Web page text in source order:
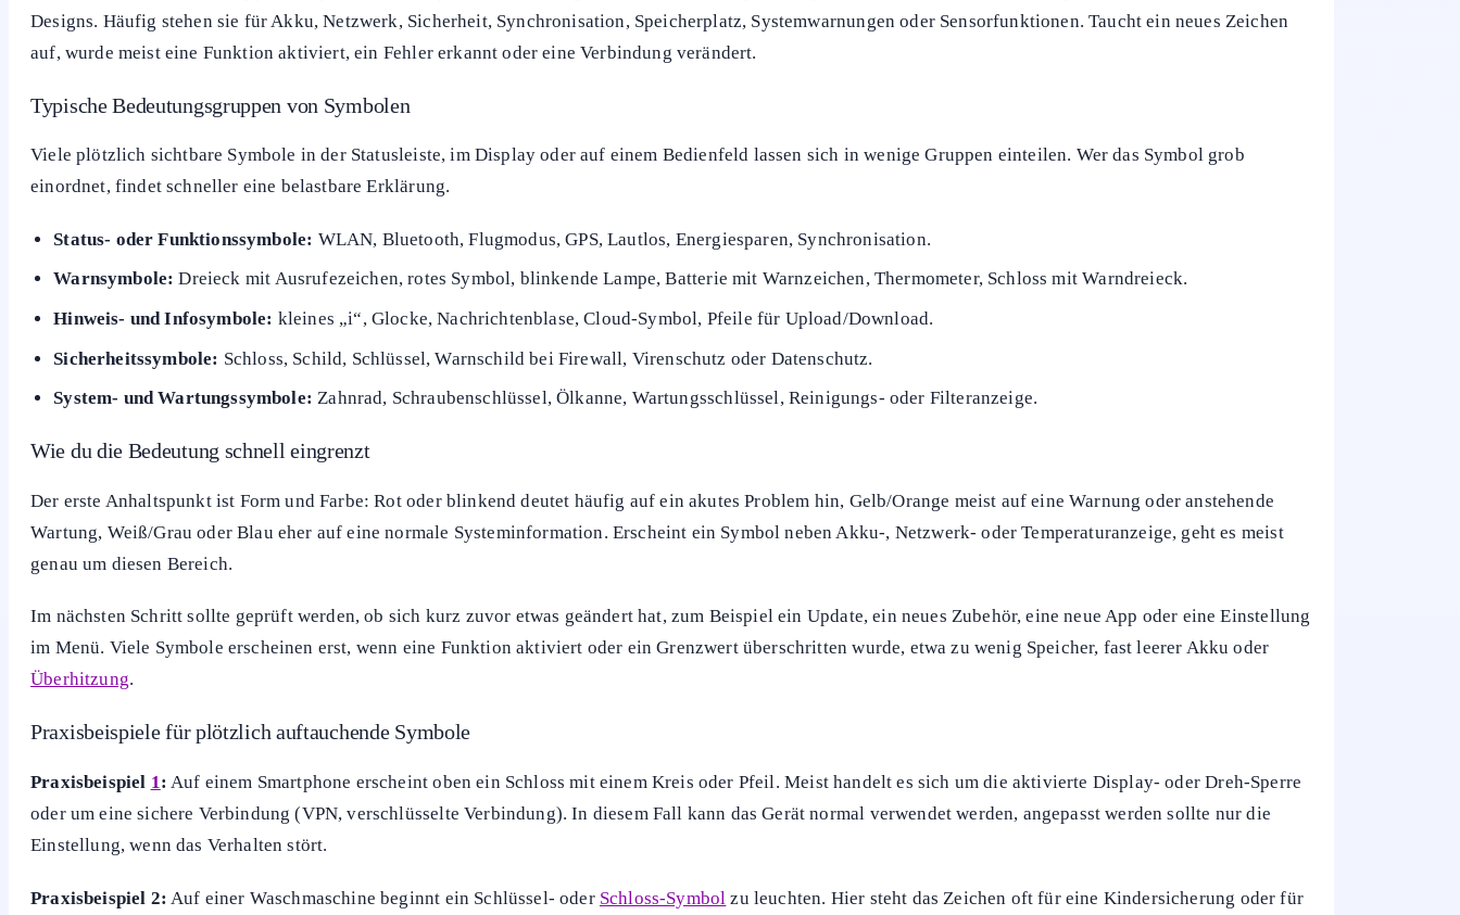
Designs. Häufig stehen sie für Akku, Netzwerk, Sicherheit, Synchronisation, Speicherplatz, Systemwarnungen oder Sensorfunktionen. Taucht ein neues Zeichen
auf, wurde meist eine Funktion aktiviert, ein Fehler erkannt oder eine Verbindung verändert.
Typische Bedeutungsgruppen von Symbolen
Viele plötzlich sichtbare Symbole in der Statusleiste, im Display oder auf einem Bedienfeld lassen sich in wenige Gruppen einteilen. Wer das Symbol grob
einordnet, findet schneller eine belastbare Erklärung.
Status- oder Funktionssymbole: WLAN, Bluetooth, Flugmodus, GPS, Lautlos, Energiesparen, Synchronisation.
Warnsymbole: Dreieck mit Ausrufezeichen, rotes Symbol, blinkende Lampe, Batterie mit Warnzeichen, Thermometer, Schloss mit Warndreieck.
Hinweis- und Infosymbole: kleines „i“, Glocke, Nachrichtenblase, Cloud-Symbol, Pfeile für Upload/Download.
Sicherheitssymbole: Schloss, Schild, Schlüssel, Warnschild bei Firewall, Virenschutz oder Datenschutz.
System- und Wartungssymbole: Zahnrad, Schraubenschlüssel, Ölkanne, Wartungsschlüssel, Reinigungs- oder Filteranzeige.
Wie du die Bedeutung schnell eingrenzt
Der erste Anhaltspunkt ist Form und Farbe: Rot oder blinkend deutet häufig auf ein akutes Problem hin, Gelb/Orange meist auf eine Warnung oder anstehende
Wartung, Weiß/Grau oder Blau eher auf eine normale Systeminformation. Erscheint ein Symbol neben Akku-, Netzwerk- oder Temperaturanzeige, geht es meist
genau um diesen Bereich.
Im nächsten Schritt sollte geprüft werden, ob sich kurz zuvor etwas geändert hat, zum Beispiel ein Update, ein neues Zubehör, eine neue App oder eine Einstellung
im Menü. Viele Symbole erscheinen erst, wenn eine Funktion aktiviert oder ein Grenzwert überschritten wurde, etwa zu wenig Speicher, fast leerer Akku oder
Überhitzung.
Praxisbeispiele für plötzlich auftauchende Symbole
Praxisbeispiel 1: Auf einem Smartphone erscheint oben ein Schloss mit einem Kreis oder Pfeil. Meist handelt es sich um die aktivierte Display- oder Dreh-Sperre
oder um eine sichere Verbindung (VPN, verschlüsselte Verbindung). In diesem Fall kann das Gerät normal verwendet werden, angepasst werden sollte nur die
Einstellung, wenn das Verhalten stört.
Praxisbeispiel 2: Auf einer Waschmaschine beginnt ein Schlüssel- oder Schloss-Symbol zu leuchten. Hier steht das Zeichen oft für eine Kindersicherung oder für